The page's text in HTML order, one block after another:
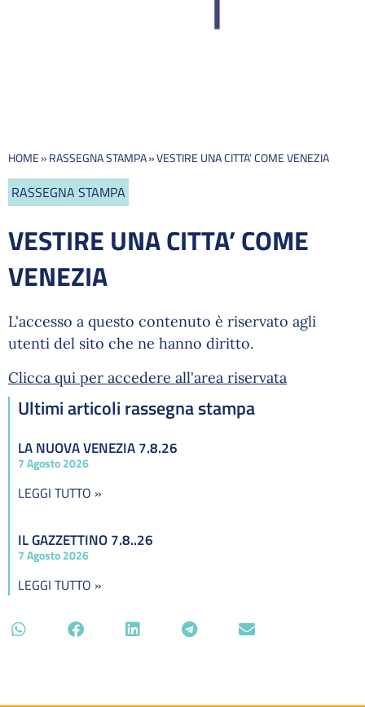
HOME»RASSEGNA STAMPA»VESTIRE UNA CITTA’ COME VENEZIA
RASSEGNA STAMPA
VESTIRE UNA CITTA’ COME
VENEZIA
L'accesso a questo contenuto è riservato agli
utenti del sito che ne hanno diritto.
Clicca qui per accedere all'area riservata
Ultimi articoli rassegna stampa
LA NUOVA VENEZIA 7.8.26
7 Agosto 2026
LEGGI TUTTO »
IL GAZZETTINO 7.8..26
7 Agosto 2026
LEGGI TUTTO »